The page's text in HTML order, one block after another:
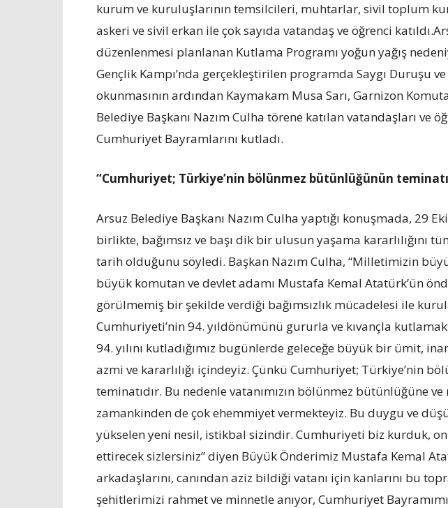
kurum ve kuruluşlarının temsilcileri, muhtarlar, sivil toplum
askeri ve sivil erkan ile çok sayıda vatandaş ve öğrenci
düzenlenmesi planlanan Kutlama Programı yoğun yağış
Gençlik Kampı’nda gerçekleştirilen programda Saygı Duruşu ve
okunmasının ardından Kaymakam Musa Sarı, Garnizon
Belediye Başkanı Nazım Culha törene katılan vatandaşları ve
Cumhuriyet Bayramlarını kutladı.
“Cumhuriyet; Türkiye’nin bölünmez bütünlüğünün
Arsuz Belediye Başkanı Nazım Culha yaptığı konuşmada, 29
birlikte, bağımsız ve başı dik bir ulusun yaşama kararlılığını
tarih olduğunu söyledi. Başkan Nazım Culha, “Milletimizin
büyük komutan ve devlet adamı Mustafa Kemal Atatürk’ün
görülmemiş bir şekilde verdiği bağımsızlık mücadelesi ile
Cumhuriyeti’nin 94. yıldönümünü gururla ve kıvançla
94. yılını kutladığımız bugünlerde geleceğe büyük bir ümit,
azmi ve kararlılığı içindeyiz. Çünkü Cumhuriyet; Türkiye’nin
teminatıdır. Bu nedenle vatanımızın bölünmez bütünlüğüne
zamankinden de çok ehemmiyet vermekteyiz. Bu duygu ve
yükselen yeni nesil, istikbal sizindir. Cumhuriyeti biz kurduk,
ettirecek sizlersiniz” diyen Büyük Önderimiz Mustafa Kemal
arkadaşlarını, canından aziz bildiği vatanı için kanlarını bu
şehitlerimizi rahmet ve minnetle anıyor, Cumhuriyet